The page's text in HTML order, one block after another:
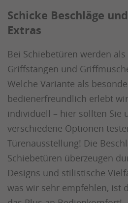
Schicke Beschläge
Extras
Bei Schiebetüren werden
Griffstangen und
Welche Variante als
bedienerfreundlich erlebt
individuell – hier sollten Sie
verschiedene Optionen
Türenausstellung! Die
Schiebetüren überzeugen
Designs und stilistische
was wir sehr empfehlen, ist